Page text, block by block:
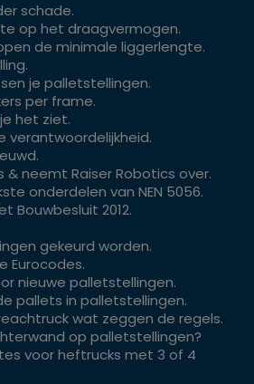
schade.
op het draagvermogen.
de minimale liggerlengte.
je palletstellingen.
per frame.
het ziet.
verantwoordelijkheid.
neemt Raiser Robotics over.
onderdelen van NEN 5056.
Bouwbesluit 2012.
gekeurd worden.
Eurocodes.
nieuwe palletstellingen.
pallets in palletstellingen.
wat zeggen de regels.
op palletstellingen?
voor heftrucks met 3 of 4